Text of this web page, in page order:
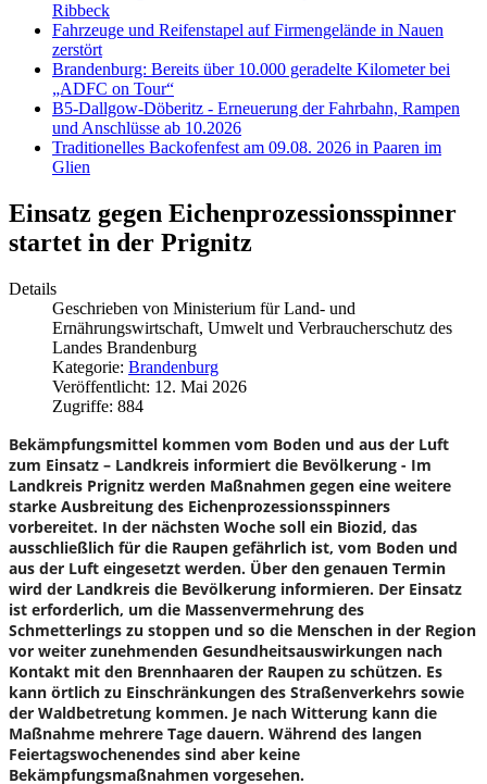
Ribbeck
Fahrzeuge und Reifenstapel auf Firmengelände in Nauen
zerstört
Brandenburg: Bereits über 10.000 geradelte Kilometer bei
„ADFC on Tour“
B5-Dallgow-Döberitz - Erneuerung der Fahrbahn, Rampen
und Anschlüsse ab 10.2026
Traditionelles Backofenfest am 09.08. 2026 in Paaren im
Glien
Einsatz gegen Eichenprozessionsspinner
startet in der Prignitz
Details
Geschrieben von Ministerium für Land- und
Ernährungswirtschaft, Umwelt und Verbraucherschutz des
Landes Brandenburg
Kategorie: Brandenburg
Veröffentlicht: 12. Mai 2026
Zugriffe: 884
Bekämpfungsmittel kommen vom Boden und aus der Luft
zum Einsatz – Landkreis informiert die Bevölkerung - Im
Landkreis Prignitz werden Maßnahmen gegen eine weitere
starke Ausbreitung des Eichenprozessionsspinners
vorbereitet. In der nächsten Woche soll ein Biozid, das
ausschließlich für die Raupen gefährlich ist, vom Boden und
aus der Luft eingesetzt werden. Über den genauen Termin
wird der Landkreis die Bevölkerung informieren. Der Einsatz
ist erforderlich, um die Massenvermehrung des
Schmetterlings zu stoppen und so die Menschen in der Region
vor weiter zunehmenden Gesundheitsauswirkungen nach
Kontakt mit den Brennhaaren der Raupen zu schützen. Es
kann örtlich zu Einschränkungen des Straßenverkehrs sowie
der Waldbetretung kommen. Je nach Witterung kann die
Maßnahme mehrere Tage dauern. Während des langen
Feiertagswochenendes sind aber keine
Bekämpfungsmaßnahmen vorgesehen.